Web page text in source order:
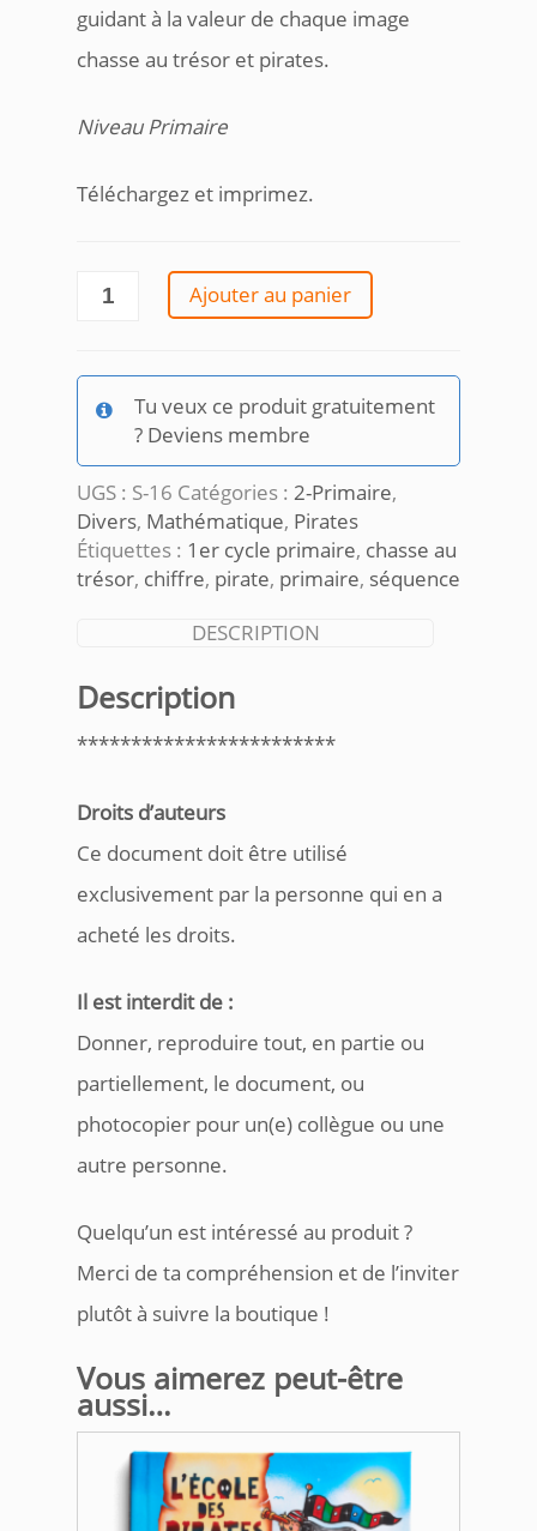
guidant à la valeur de chaque image
chasse au trésor et pirates.
Niveau Primaire
Téléchargez et imprimez.
quantité
les
lignes
selon
la
séquence
Pirates
Ajouter au panier
Tu veux ce produit gratuitement
? Deviens membre
UGS : S-16 Catégories : 2-Primaire,
Divers, Mathématique, Pirates
Étiquettes : 1er cycle primaire, chasse au
trésor, chiffre, pirate, primaire, séquence
DESCRIPTION
Description
************************
Droits d’auteurs
Ce document doit être utilisé
exclusivement par la personne qui en a
acheté les droits.
Il est interdit de :
Donner, reproduire tout, en partie ou
partiellement, le document, ou
photocopier pour un(e) collègue ou une
autre personne.
Quelqu’un est intéressé au produit ?
Merci de ta compréhension et de l’inviter
plutôt à suivre la boutique !
Vous aimerez peut-être
aussi…